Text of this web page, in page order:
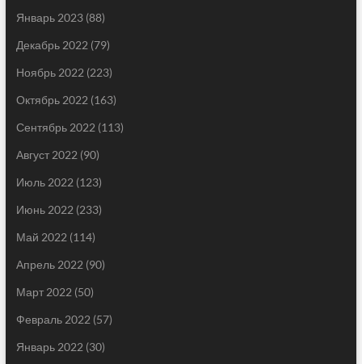
Январь 2023(88)
Декабрь 2022 (79)
Ноябрь 2022 (223)
Октябрь 2022 (163)
Сентябрь 2022 (113)
Август 2022 (90)
Июль 2022 (123)
Июнь 2022 (233)
Май 2022 (114)
Апрель 2022 (90)
Март 2022 (50)
Февраль 2022 (57)
Январь 2022 (30)